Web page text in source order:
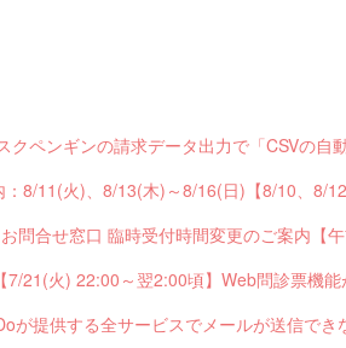
8/11(火)、8/13(木)～8/16(日)【8/10、8/12
問合せ窓口 臨時受付時間変更のご案内【
が提供する全サービスでメールが送信で